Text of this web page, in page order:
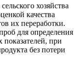
хозяйства
качества
их переработки.
для определения
при
без потери